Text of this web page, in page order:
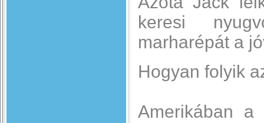
keresi
marharépát a
Hogyan folyik
Amerikában